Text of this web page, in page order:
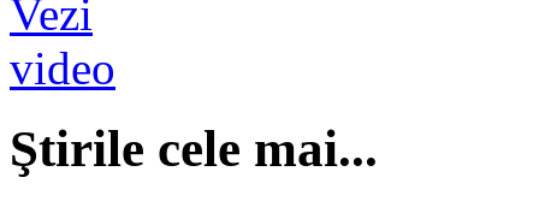
Ştirile cele mai...